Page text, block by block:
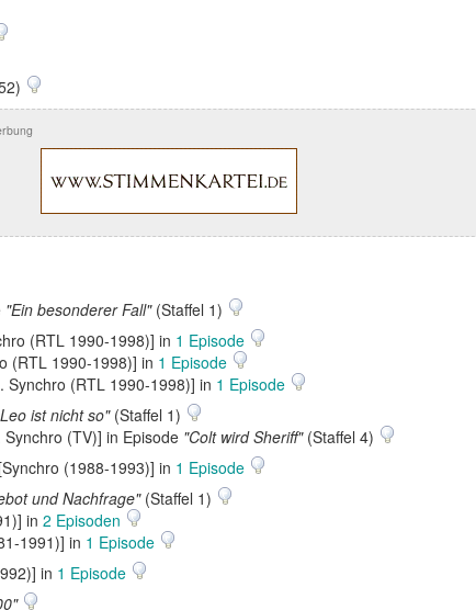
"Ein besonderer Fall"(Staffel 1)
(RTL 1990-1998)] in 1 Episode
(RTL 1990-1998)] in 1 Episode
Synchro (RTL 1990-1998)] in 1 Episode
ist nicht so"(Staffel 1)
(TV)] in Episode "Colt wird Sheriff"(Staffel 4)
(1988-1993)] in 1 Episode
und Nachfrage"(Staffel 1)
in 2 Episoden
1991)] in 1 Episode
in 1 Episode